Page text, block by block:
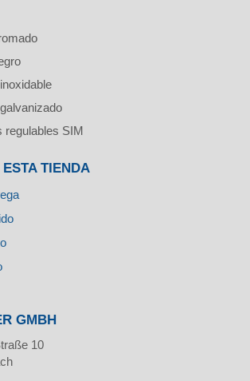
regulables SIM
TIENDA
GMBH
10